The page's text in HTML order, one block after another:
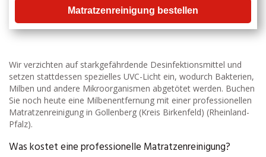
Matratzenreinigung bestellen
Wir verzichten auf starkgefährdende Desinfektionsmittel und
setzen stattdessen spezielles UVC-Licht ein, wodurch Bakterien,
Milben und andere Mikroorganismen abgetötet werden. Buchen
Sie noch heute eine Milbenentfernung mit einer professionellen
Matratzenreinigung in Gollenberg (Kreis Birkenfeld) (Rheinland-
Pfalz).
Was kostet eine professionelle Matratzenreinigung?